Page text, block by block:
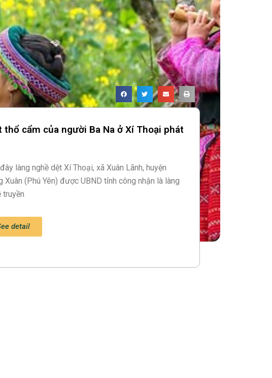
cẩm của người Ba Na ở Xí Thoại phát
làng nghề dệt Xí Thoại, xã Xuân Lãnh, huyện
Xuân (Phú Yên) được UBND tỉnh công nhận là làng
truyền
detail